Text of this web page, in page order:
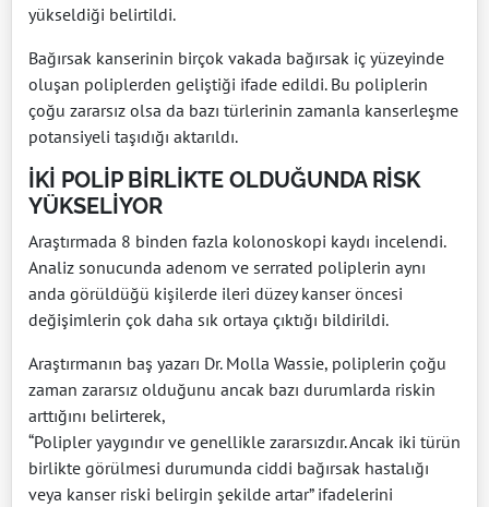
yükseldiği belirtildi.
Bağırsak kanserinin birçok vakada bağırsak iç yüzeyinde
oluşan poliplerden geliştiği ifade edildi. Bu poliplerin
çoğu zararsız olsa da bazı türlerinin zamanla kanserleşme
potansiyeli taşıdığı aktarıldı.
İKİ POLİP BİRLİKTE OLDUĞUNDA RİSK
YÜKSELİYOR
Araştırmada 8 binden fazla kolonoskopi kaydı incelendi.
Analiz sonucunda adenom ve serrated poliplerin aynı
anda görüldüğü kişilerde ileri düzey kanser öncesi
değişimlerin çok daha sık ortaya çıktığı bildirildi.
Araştırmanın baş yazarı Dr. Molla Wassie, poliplerin çoğu
zaman zararsız olduğunu ancak bazı durumlarda riskin
arttığını belirterek,
“Polipler yaygındır ve genellikle zararsızdır. Ancak iki türün
birlikte görülmesi durumunda ciddi bağırsak hastalığı
veya kanser riski belirgin şekilde artar” ifadelerini